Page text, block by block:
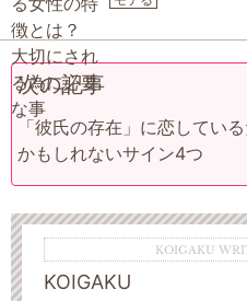
次の記事
「彼氏の存在」に恋してい
かもしれないサイン4つ
KOIGAKU
KOIGAKU